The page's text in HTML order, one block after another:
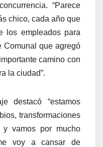
“Parece
chico, cada año que
los empleados para
Comunal que agregó
camino con
la ciudad”.
destacó “estamos
transformaciones
vamos por mucho
voy a cansar de